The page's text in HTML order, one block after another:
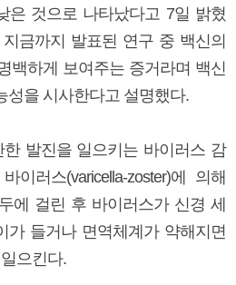
은 것으로 나타났다고 7일 밝혔
금까지 발표된 연구 중 백신의
백하게 보여주는 증거라며 백신
성을 시사한다고 설명했다.
발진을 일으키는 바이러스 감
이러스(varicella-zoster)에 의해
에 걸린 후 바이러스가 신경 세
가 들거나 면역체계가 약해지면
으킨다.